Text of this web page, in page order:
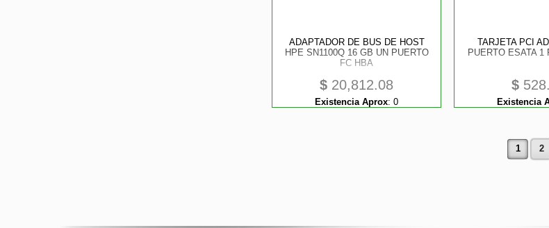
ADAPTADOR DE BUS DE HOST
HPE SN1100Q 16 GB UN PUERTO
FC HBA
$ 20,812.08
Existencia Aprox: 0
TARJETA PCI
PUERTO ESATA 1
$
Existencia
1 2